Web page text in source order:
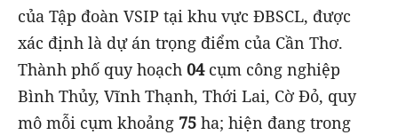
của Tập đoàn VSIP tại khu vực ĐBSCL, được
xác định là dự án trọng điểm của Cần Thơ.
Thành phố quy hoạch 04cụm công nghiệp
Bình Thủy, Vĩnh Thạnh, Thới Lai, Cờ Đỏ, quy
mô mỗi cụm khoảng 75 ha; hiện đang trong